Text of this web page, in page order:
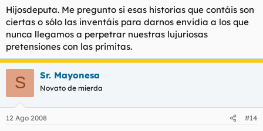
Aun recuerdo con nostalgia el dulce sabor a orin de su
pequeña almejita y como me apretaba la cabeza contra ella.
Hijosdeputa. Me pregunto si esas historias que contáis son
ciertas o sólo las inventáis para darnos envidia a los que
nunca llegamos a perpetrar nuestras lujuriosas
pretensiones con las primitas.
S Sr. Mayonesa
Novato de mierda
12 Ago 2008 #14